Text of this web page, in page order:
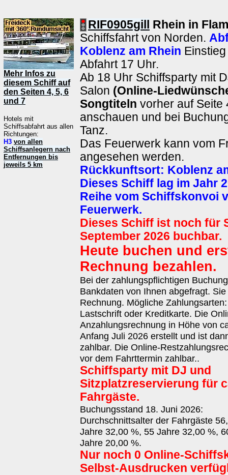
Mehr Infos zu
diesem Schiff auf
den Seiten 4, 5, 6
und 7
Hotels mit
Schiffsabfahrt aus allen
Richtungen:
H3 von allen
Schiffsanlegern nach
Entfernungen bis
jeweils 5 km
RIF0905gill
Rhein in
Schiffsfahrt von Norden.
Koblenz am Rhein
Abfahrt 17 Uhr.
Ab 18 Uhr Schiffsparty mit
Salon (Online-
Songtiteln vorher auf Seite
anschauen und bei
Tanz.
Das Feuerwerk kann vom
angesehen werden.
Rückkunftsort: Koblenz
Dieses Schiff lag im Jahr
Reihe vom Schiffskonvoi
Feuerwerk.
Dieses Schiff ist noch für
September 2026 buchbar.
Heute buchen und
Rechnung bezahlen.
Bei der zahlungspflichtigen
Bankdaten von Ihnen abgefragt.
Rechnung. Mögliche
Lastschrift oder Kreditkarte. Die
Anzahlungsrechnung in Höhe von
Anfang Juli 2026 erstellt und ist
zahlbar. Die Online-
vor dem Fahrttermin zahlbar..
Schiffsparty mit DJ und
Sitzplatzreservierung für
Fahrgäste.
Buchungsstand 18. Juni 2026:
Durchschnittsalter der Fahrgäste
Jahre 32,00 %, 55 Jahre 32,00 %,
Jahre 20,00 %.
Nur noch 0 Online-
Selbst-Ausdrucken